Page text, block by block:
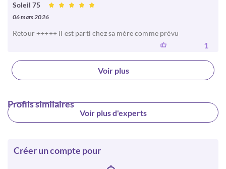
Soleil 75
06 mars 2026
Retour +++++ il est parti chez sa mère comme prévu
1
Voir plus
Profils similaires
Voir plus d'experts
Créer un compte pour